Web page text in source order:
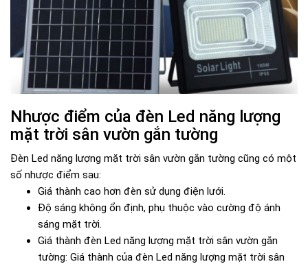
Nhược điểm của đèn Led năng lượng
mặt trời sân vườn gắn tường
Đèn Led năng lượng mặt trời sân vườn gắn tường cũng có một
số nhược điểm sau:
Giá thành cao hơn đèn sử dụng điện lưới.
Độ sáng không ổn định, phụ thuộc vào cường độ ánh
sáng mặt trời.
Giá thành đèn Led năng lượng mặt trời sân vườn gắn
tường: Giá thành của đèn Led năng lượng mặt trời sân